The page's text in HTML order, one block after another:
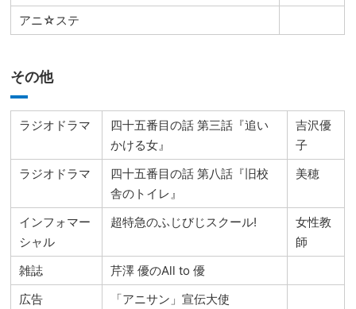
アニ☆ステ
その他
ラジオドラマ
四十五番目の話 第三話『追い
かける女』
吉沢優
子
ラジオドラマ
四十五番目の話 第八話『旧校
舎のトイレ』
美穂
インフォマー
シャル
超特急のふじびじスクール!
女性教
師
雑誌
芹澤 優のAll to 優
広告
「アニサン」宣伝大使